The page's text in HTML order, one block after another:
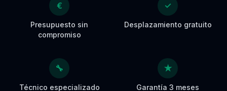
€
Presupuesto sin
compromiso
✓
Desplazamiento gratuito
🔧
Técnico especializado
★
Garantía 3 meses